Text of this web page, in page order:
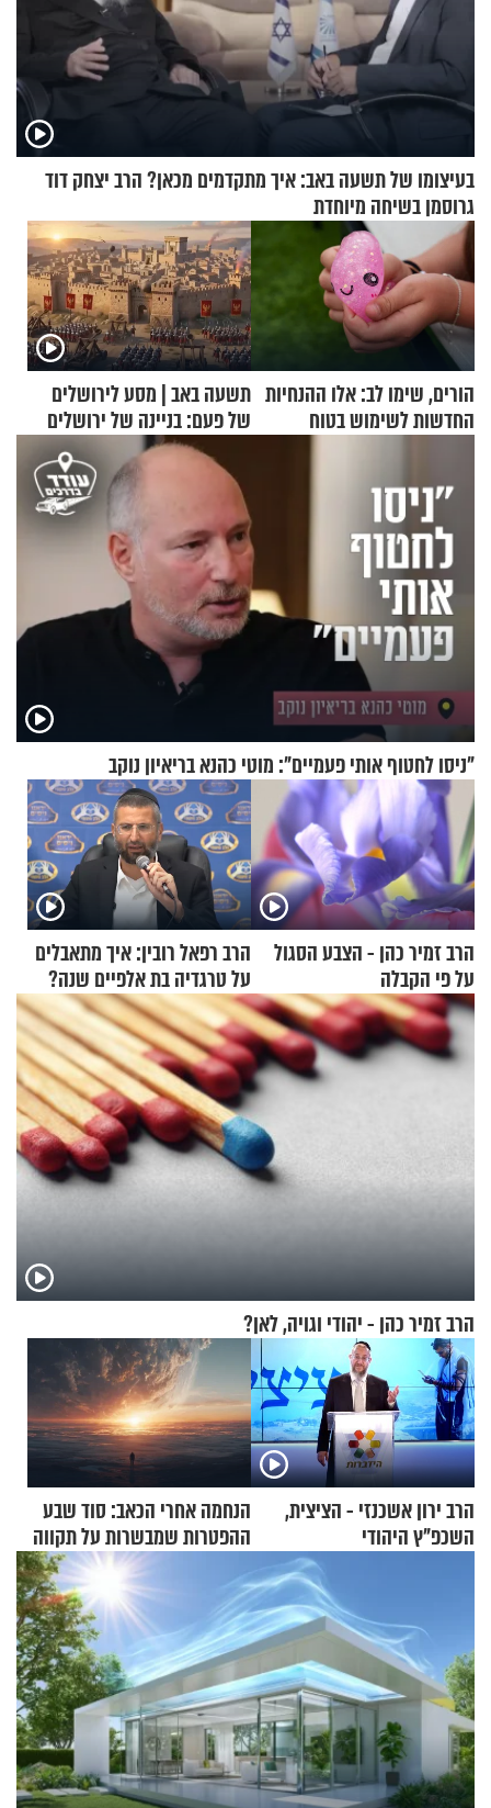
בעיצומו של תשעה באב: איך מתקדמים מכאן? הרב יצחק דוד
גרוסמן בשיחה מיוחדת
הורים, שימו לב: אלו ההנחיות
החדשות לשימוש בטוח
תשעה באב | מסע לירושלים
של פעם: בניינה של ירושלים
"ניסו לחטוף אותי פעמיים": מוטי כהנא בריאיון נוקב
הרב זמיר כהן - הצבע הסגול
על פי הקבלה
הרב רפאל רובין: איך מתאבלים
על טרגדיה בת אלפיים שנה?
הרב זמיר כהן - יהודי וגויה, לאן?
הרב ירון אשכנזי - הציצית,
השכפ"ץ היהודי
הנחמה אחרי הכאב: סוד שבע
ההפטרות שמבשרות על תקווה